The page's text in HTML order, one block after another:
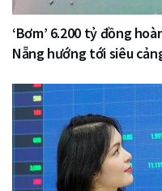
‘Bơm’ 6.200 tỷ đồng
Nẵng hướng tới siêu